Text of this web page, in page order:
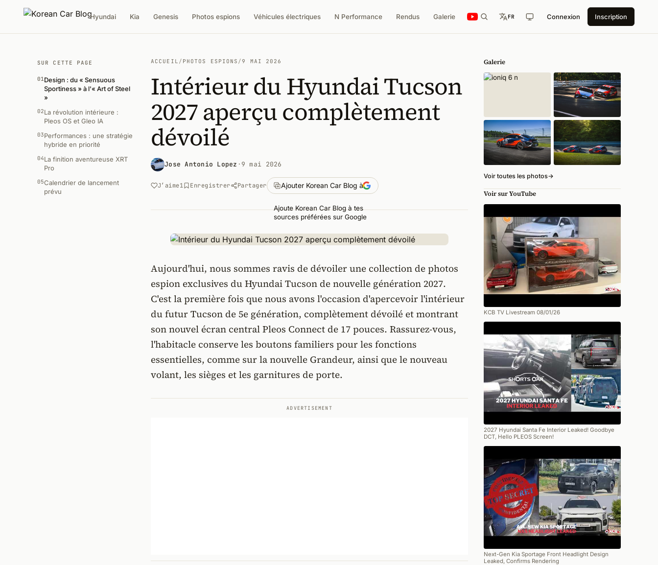
Hyundai Kia Genesis Photos espions Véhicules électriques N Performance Rendus Galerie FR Connexion Inscription
SUR CETTE PAGE
01Design : du « Sensuous
Sportiness » à l'« Art of Steel
»
02La révolution intérieure :
Pleos OS et Gleo IA
03Performances : une stratégie
hybride en priorité
04La finition aventureuse XRT
Pro
05Calendrier de lancement
prévu
ACCUEIL / PHOTOS ESPIONS /9 MAI 2026
Intérieur du Hyundai Tucson
2027 aperçu complètement
dévoilé
Jose Antonio Lopez · 9 mai 2026
J’aime1 Enregistrer Partager Ajouter Korean Car Blog à
Ajoute Korean Car Blog à tes
sources préférées sur Google
Aujourd'hui, nous sommes ravis de dévoiler une collection de photos
espion exclusives du Hyundai Tucson de nouvelle génération 2027.
C'est la première fois que nous avons l'occasion d'apercevoir l'intérieur
du futur Tucson de 5e génération, complètement dévoilé et montrant
son nouvel écran central Pleos Connect de 17 pouces. Rassurez-vous,
l'habitacle conserve les boutons familiers pour les fonctions
essentielles, comme sur la nouvelle Grandeur, ainsi que le nouveau
volant, les sièges et les garnitures de porte.
ADVERTISEMENT
Galerie
Voir toutes les photos→
Voir sur YouTube
KCB TV Livestream 08/01/26
2027 Hyundai Santa Fe Interior Leaked! Goodbye
DCT, Hello PLEOS Screen!
Next-Gen Kia Sportage Front Headlight Design
Leaked, Confirms Rendering